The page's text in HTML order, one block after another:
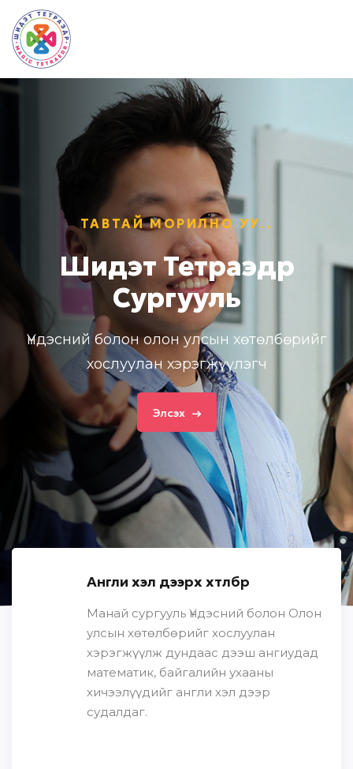
ТАВТАЙ МОРИЛНО УУ..
Шидэт Тетраэдр
Сургууль
Үндэсний болон олон улсын хөтөлбөрийг
хослуулан хэрэгжүүлэгч
Элсэх
Англи хэл дээрх хөтөлбөр
Манай сургууль Үндэсний болон Олон
улсын хөтөлбөрийг хослуулан
хэрэгжүүлж дундаас дээш ангиудад
математик, байгалийн ухааны
хичээлүүдийг англи хэл дээр
судалдаг.